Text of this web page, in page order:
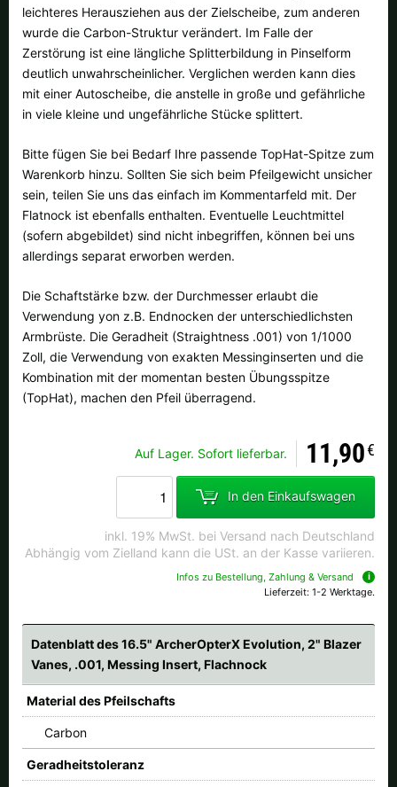
leichteres Herausziehen aus der Zielscheibe, zum anderen
wurde die Carbon-Struktur verändert. Im Falle der
Zerstörung ist eine längliche Splitterbildung in Pinselform
deutlich unwahrscheinlicher. Verglichen werden kann dies
mit einer Autoscheibe, die anstelle in große und gefährliche
in viele kleine und ungefährliche Stücke splittert.
Bitte fügen Sie bei Bedarf Ihre passende TopHat-Spitze zum
Warenkorb hinzu. Sollten Sie sich beim Pfeilgewicht unsicher
sein, teilen Sie uns das einfach im Kommentarfeld mit. Der
Flatnock ist ebenfalls enthalten. Eventuelle Leuchtmittel
(sofern abgebildet) sind nicht inbegriffen, können bei uns
allerdings separat erworben werden.
Die Schaftstärke bzw. der Durchmesser erlaubt die
Verwendung yon z.B. Endnocken der unterschiedlichsten
Armbrüste. Die Geradheit (Straightness .001) von 1/1000
Zoll, die Verwendung von exakten Messinginserten und die
Kombination mit der momentan besten Übungsspitze
(TopHat), machen den Pfeil überragend.
Auf Lager. Sofort lieferbar. 11,90€
In den Einkaufswagen
inkl. 19% MwSt. bei Versand nach Deutschland
Abhängig vom Zielland kann die USt. an der Kasse variieren.
Infos zu Bestellung, Zahlung & Versand
Lieferzeit: 1-2 Werktage.
Datenblatt des 16.5" ArcherOpterX Evolution, 2" Blazer
Vanes, .001, Messing Insert, Flachnock
Material des Pfeilschafts
Carbon
Geradheitstoleranz
Sollte Ihr Land nicht verfübar sein, keine Sorge - wählen Sie einfach
"Deutschland" aus. Und erfragen die Versandkosten bei der
Bestellung.